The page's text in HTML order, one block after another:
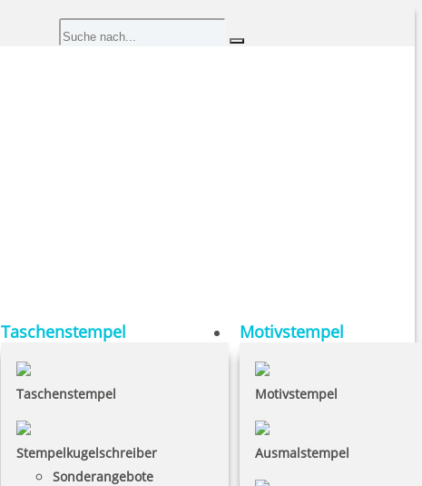
Taschenstempel
Taschenstempel
Stempelkugelschreiber
Sonderangebote
Motivstempel
Motivstempel
Ausmalstempel